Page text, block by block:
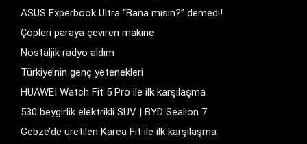
ASUS Experbook Ultra “Bana mısın?” demedi!
Çöpleri paraya çeviren makine
Nostaljik radyo aldım
Türkiye’nin genç yetenekleri
HUAWEI Watch Fit 5 Pro ile ilk karşılaşma
530 beygirlik elektrikli SUV | BYD Sealion 7
Gebze’de üretilen Karea Fit ile ilk karşılaşma